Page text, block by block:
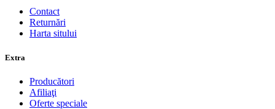
Contact
Returnări
Harta sitului
Extra
Producători
Afiliaţi
Oferte speciale